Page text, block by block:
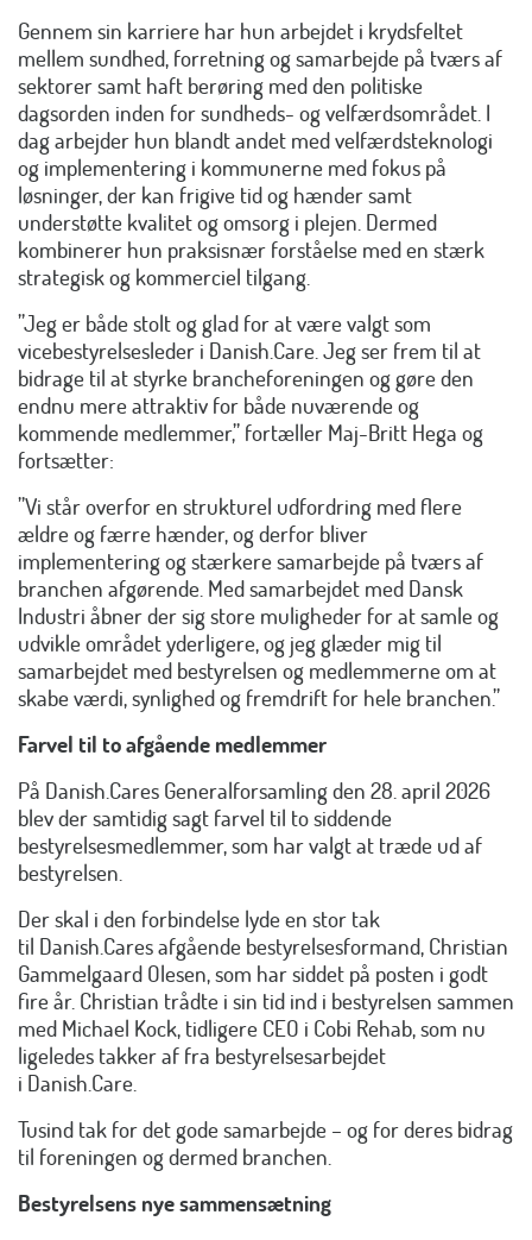
Gennem sin karriere har hun arbejdet i krydsfeltet
mellem sundhed, forretning og samarbejde på tværs af
sektorer samt haft berøring med den politiske
dagsorden inden for sundheds- og velfærdsområdet. I
dag arbejder hun blandt andet med velfærdsteknologi
og implementering i kommunerne med fokus på
løsninger, der kan frigive tid og hænder samt
understøtte kvalitet og omsorg i plejen. Dermed
kombinerer hun praksisnær forståelse med en stærk
strategisk og kommerciel tilgang.
”Jeg er både stolt og glad for at være valgt som
vicebestyrelsesleder i Danish.Care. Jeg ser frem til at
bidrage til at styrke brancheforeningen og gøre den
endnu mere attraktiv for både nuværende og
kommende medlemmer,” fortæller Maj-Britt Hega og
fortsætter:
”Vi står overfor en strukturel udfordring med flere
ældre og færre hænder, og derfor bliver
implementering og stærkere samarbejde på tværs af
branchen afgørende. Med samarbejdet med Dansk
Industri åbner der sig store muligheder for at samle og
udvikle området yderligere, og jeg glæder mig til
samarbejdet med bestyrelsen og medlemmerne om at
skabe værdi, synlighed og fremdrift for hele branchen.”
Farvel til to afgående medlemmer
På Danish.Cares Generalforsamling den 28. april 2026
blev der samtidig sagt farvel til to siddende
bestyrelsesmedlemmer, som har valgt at træde ud af
bestyrelsen.
Der skal i den forbindelse lyde en stor tak
til Danish.Cares afgående bestyrelsesformand, Christian
Gammelgaard Olesen, som har siddet på posten i godt
fire år. Christian trådte i sin tid ind i bestyrelsen sammen
med Michael Kock, tidligere CEO i Cobi Rehab, som nu
ligeledes takker af fra bestyrelsesarbejdet
i Danish.Care.
Tusind tak for det gode samarbejde – og for deres bidrag
til foreningen og dermed branchen.
Bestyrelsens nye sammensætning